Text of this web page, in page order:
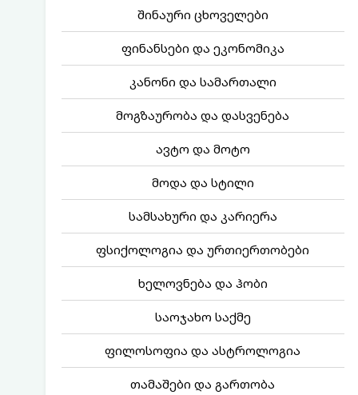
შინაური ცხოველები
ფინანსები და ეკონომიკა
კანონი და სამართალი
მოგზაურობა და დასვენება
ავტო და მოტო
მოდა და სტილი
სამსახური და კარიერა
ფსიქოლოგია და ურთიერთობები
ხელოვნება და ჰობი
საოჯახო საქმე
ფილოსოფია და ასტროლოგია
თამაშები და გართობა